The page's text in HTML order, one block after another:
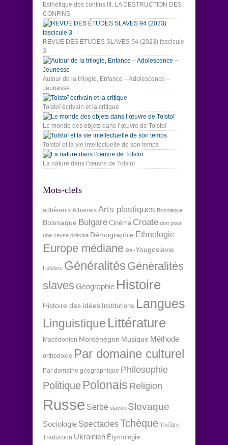
Esthétique des confins III. LA DESTRUCTION DES
CONFINS
REVUE DES ÉTUDES SLAVES 94 (2023) fascicule
3
Autour de la trilogie, Enfance – Adolescence –
Jeunesse
Tolstoï écrivain et la critique
Le monde des objets dans l’œuvre de Tolstoï
Tolstoï et la vie intellectuelle de son temps
La nature dans l’œuvre de Tolstoï
Mots-clefs
adhérents Albanais Arts plastiques Bosniaque
Bosniaque Bulgare Cinéma Croate don pour
une cause précise Démographie Ethnologie
Europe médianeex-Yougoslavie
Folklore Généralités Généralités
slaves Géographie Histoire
Histoire des idées Institutions Langues
Linguistique Littérature
Macédonien Monténégrin Musique Méthode
orthodoxie Par domaine culturel
Par domaine géographique Philosophie
Politique Polonais Religion
Russe Serbe slavon Slovaque
Sociologie SpectaclesTchèque Théâtre
Traduction Ukrainien Étymologie